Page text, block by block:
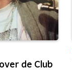
de Club